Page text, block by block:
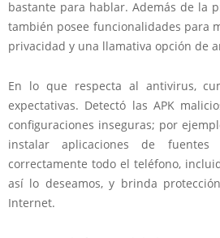
bastante para hablar. Además de la
también posee funcionalidades para
privacidad y una llamativa opción de
En lo que respecta al antivirus,
expectativas. Detectó las APK
configuraciones inseguras; por
instalar aplicaciones de fuentes
correctamente todo el teléfono,
así lo deseamos, y brinda
Internet.